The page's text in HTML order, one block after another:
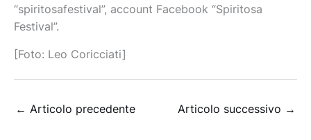
“spiritosafestival”, account Facebook “Spiritosa
Festival”.
[Foto: Leo Coricciati]
← Articolo precedente Articolo successivo →